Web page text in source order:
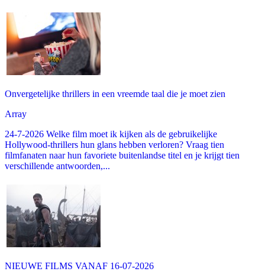
Onvergetelijke thrillers in een vreemde taal die je moet zien
Array
24-7-2026 Welke film moet ik kijken als de gebruikelijke
Hollywood-thrillers hun glans hebben verloren? Vraag tien
filmfanaten naar hun favoriete buitenlandse titel en je krijgt tien
verschillende antwoorden,...
NIEUWE FILMS VANAF 16-07-2026